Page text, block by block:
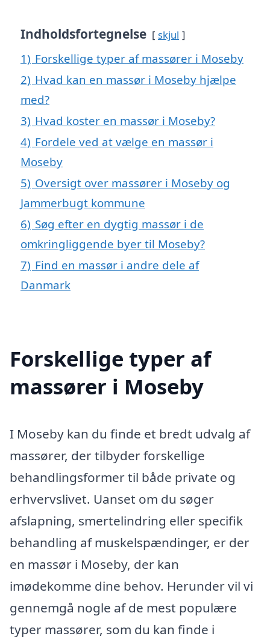
Indholdsfortegnelse skjul
1) Forskellige typer af massører i Moseby
2) Hvad kan en massør i Moseby hjælpe
med?
3) Hvad koster en massør i Moseby?
4) Fordele ved at vælge en massør i
Moseby
5) Oversigt over massører i Moseby og
Jammerbugt kommune
6) Søg efter en dygtig massør i de
omkringliggende byer til Moseby?
7) Find en massør i andre dele af
Danmark
Forskellige typer af
massører i Moseby
I Moseby kan du finde et bredt udvalg af
massører, der tilbyder forskellige
behandlingsformer til både private og
erhvervslivet. Uanset om du søger
afslapning, smertelindring eller specifik
behandling af muskelspændinger, er der
en massør i Moseby, der kan
imødekomme dine behov. Herunder vil vi
gennemgå nogle af de mest populære
typer massører, som du kan finde i